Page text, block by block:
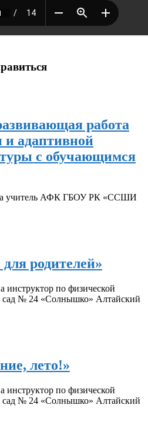
работа
и адаптивной
с обучающимся
учитель АФК ГБОУ РК «ССШИ
родителей»
инструктор по физической
№ 24 «Солнышко» Алтайский
лето!»
инструктор по физической
№ 24 «Солнышко» Алтайский